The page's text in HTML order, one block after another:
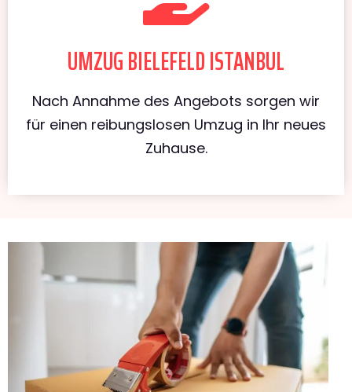
UMZUG BIELEFELD ISTANBUL
Nach Annahme des Angebots sorgen wir
für einen reibungslosen Umzug in Ihr neues
Zuhause.